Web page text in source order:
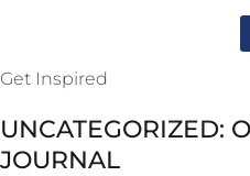
Get Inspired
UNCATEGORIZED:
JOURNAL